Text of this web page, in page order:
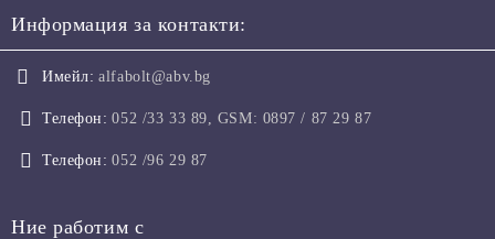
Информация за контакти:
Имейл: alfabolt@abv.bg
Телефон: 052 /33 33 89, GSM: 0897 / 87 29 87
Телефон: 052 /96 29 87
Ние работим с